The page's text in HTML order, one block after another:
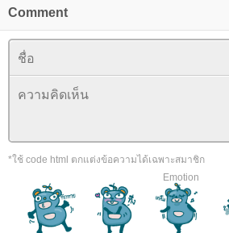
Comment
*ใช้ code html ตกแต่งข้อความได้เฉพาะสมาชิก
Emotion